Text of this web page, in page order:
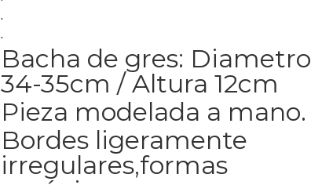
.
.
Bacha de gres: Diametro
34-35cm / Altura 12cm
Pieza modelada a mano.
Bordes ligeramente
irregulares,formas